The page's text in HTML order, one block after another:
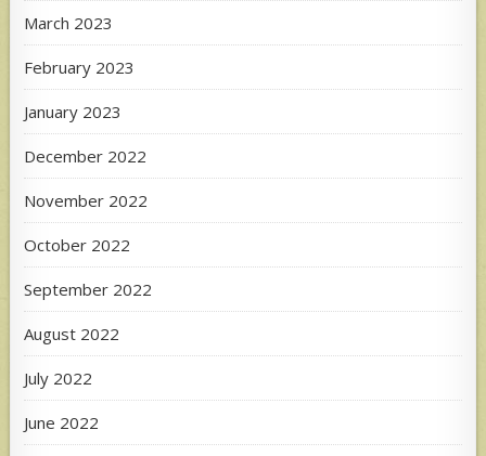
March 2023
February 2023
January 2023
December 2022
November 2022
October 2022
September 2022
August 2022
July 2022
June 2022